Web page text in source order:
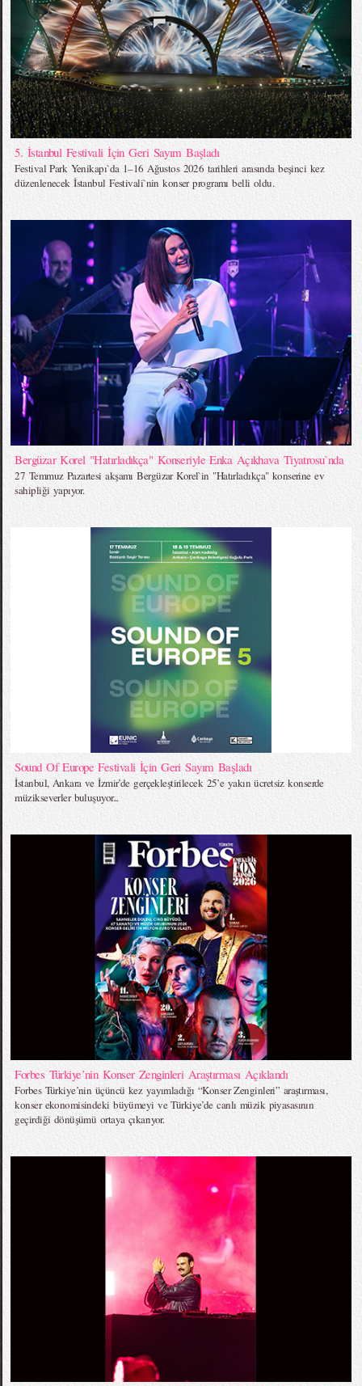
5. İstanbul Festivali İçin Geri Sayım Başladı
Festival Park Yenikapı`da 1–16 Ağustos 2026 tarihleri arasında beşinci kez
düzenlenecek İstanbul Festivali`nin konser programı belli oldu.
Bergüzar Korel "Hatırladıkça" Konseriyle Enka Açıkhava Tiyatrosu`nda
27 Temmuz Pazartesi akşamı Bergüzar Korel`in "Hatırladıkça" konserine ev
sahipliği yapıyor.
Sound Of Europe Festivali İçin Geri Sayım Başladı
İstanbul, Ankara ve İzmir’de gerçekleştirilecek 25’e yakın ücretsiz konserde
müzikseverler buluşuyor...
Forbes Türkiye’nin Konser Zenginleri Araştırması Açıklandı
Forbes Türkiye’nin üçüncü kez yayımladığı “Konser Zenginleri” araştırması,
konser ekonomisindeki büyümeyi ve Türkiye’de canlı müzik piyasasının
geçirdiği dönüşümü ortaya çıkarıyor.